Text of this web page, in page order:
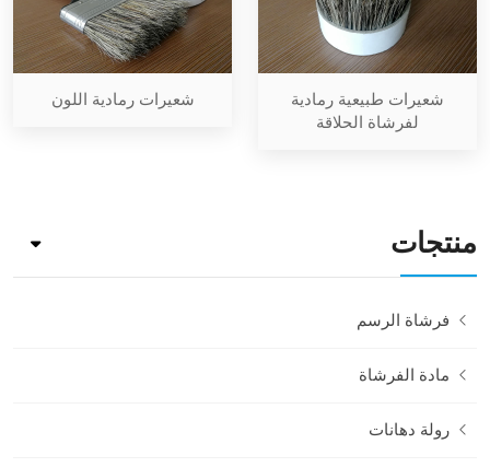
شعيرات طبيعية رمادية
لفرشاة الحلاقة
شعيرات رمادية اللون
منتجات
فرشاة الرسم
مادة الفرشاة
رولة دهانات